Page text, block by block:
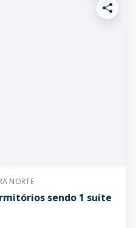
NORTE
sendo 1 suíte